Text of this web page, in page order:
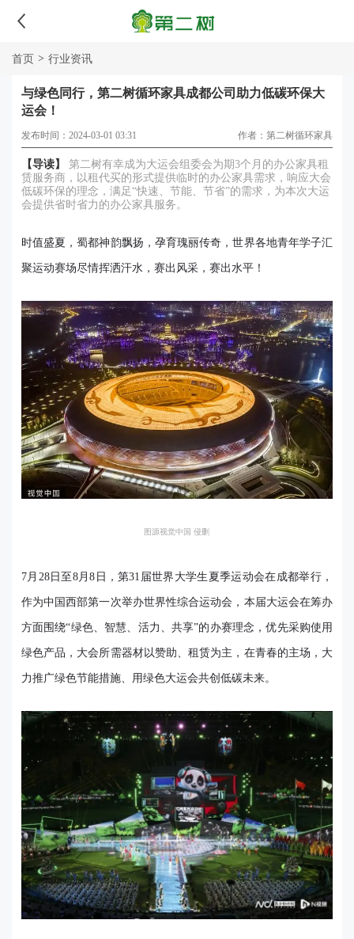
首页 > 行业资讯
与绿色同行，第二树循环家具成都公司助力低碳环保大
运会！
发布时间：2024-03-01 03:31 作者：第二树循环家具
【导读】
第二树有幸成为大运会组委会为期3个月的办公家具租
赁服务商，以租代买的形式提供临时的办公家具需求，响应大会
低碳环保的理念，满足“快速、节能、节省”的需求，为本次大运
会提供省时省力的办公家具服务。
时值盛夏，蜀都神韵飘扬，孕育瑰丽传奇，世界各地青年学子汇
聚运动赛场尽情挥洒汗水，赛出风采，赛出水平！
图源视觉中国 侵删
7月28日至8月8日，第31届世界大学生夏季运动会在成都举行，
作为中国西部第一次举办世界性综合运动会，本届大运会在筹办
方面围绕“绿色、智慧、活力、共享”的办赛理念，优先采购使用
绿色产品，大会所需器材以赞助、租赁为主，在青春的主场，大
力推广绿色节能措施、用绿色大运会共创低碳未来。